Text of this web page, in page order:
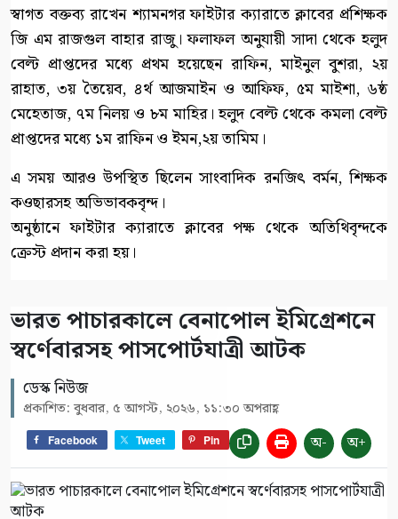
স্বাগত বক্তব্য রাখেন শ্যামনগর ফাইটার ক্যারাতে ক্লাবের প্রশিক্ষক
জি এম রাজগুল বাহার রাজু। ফলাফল অনুযায়ী সাদা থেকে হলুদ
বেল্ট প্রাপ্তদের মধ্যে প্রথম হয়েছেন রাফিন, মাইনুল বুশরা, ২য়
রাহাত, ৩য় তৈয়েব, ৪র্থ আজমাইন ও আফিফ, ৫ম মাইশা, ৬ষ্ঠ
মেহেতাজ, ৭ম নিলয় ও ৮ম মাহির। হলুদ বেল্ট থেকে কমলা বেল্ট
প্রাপ্তদের মধ্যে ১ম রাফিন ও ইমন,২য় তামিম।
এ সময় আরও উপস্থিত ছিলেন সাংবাদিক রনজিৎ বর্মন, শিক্ষক
কওছারসহ অভিভাবকবৃন্দ।
অনুষ্ঠানে ফাইটার ক্যারাতে ক্লাবের পক্ষ থেকে অতিথিবৃন্দকে
ক্রেস্ট প্রদান করা হয়।
ভারত পাচারকালে বেনাপোল ইমিগ্রেশনে
স্বর্ণেবারসহ পাসপোর্টযাত্রী আটক
ডেস্ক নিউজ
প্রকাশিত: বুধবার, ৫ আগস্ট, ২০২৬, ১১:৩০ অপরাহ্ণ
Facebook Tweet Pin অ- অ+